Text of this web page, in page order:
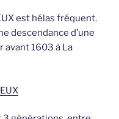
est hélas fréquent.
descendance d’une
avant 1603 à La